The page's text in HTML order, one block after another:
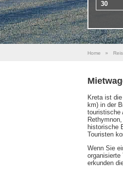
Home »
Kreta ist
km) in der
touristische
historische
Touristen
Wenn Sie
organisierte
erkunden